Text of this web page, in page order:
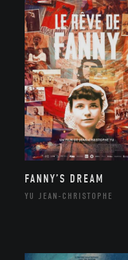
FANNY’S DREAM
YU JEAN-CHRISTOPHE